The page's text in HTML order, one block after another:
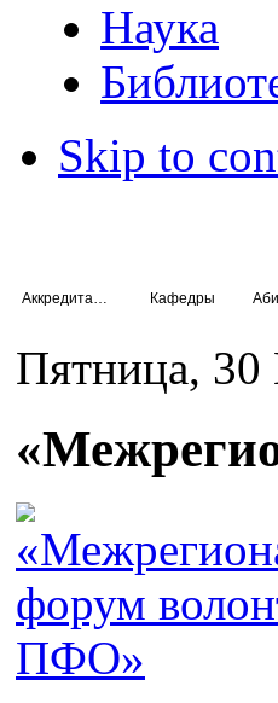
Наука
Skip to
Кафедры
Пятница, 30